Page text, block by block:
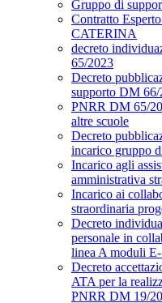
Gruppo di
Contratto
CATERINA
decreto
65/2023
Decreto
supporto DM 66/
PNRR DM 65/
altre scuole
Decreto
incarico gruppo
Incarico agli
amministrativa
Incarico ai
straordinaria
Decreto
personale in
linea A moduli
Decreto
ATA per la
PNRR DM 19/